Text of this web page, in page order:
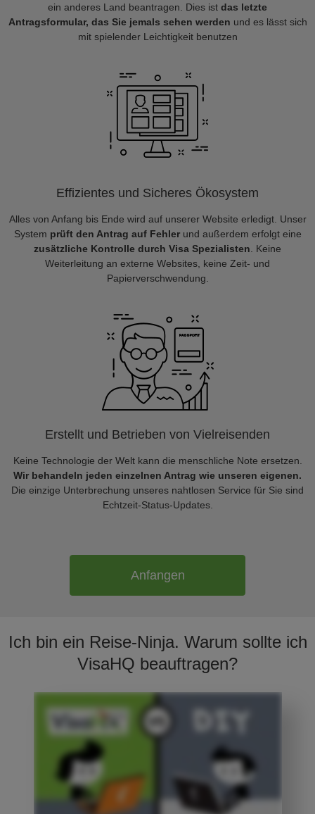
ein anderes Land beantragen. Dies ist das letzte
Antragsformular, das Sie jemals sehen werden und es lässt sich
mit spielender Leichtigkeit benutzen
Effizientes und Sicheres Ökosystem
Alles von Anfang bis Ende wird auf unserer Website erledigt. Unser
System prüft den Antrag auf Fehlerund außerdem erfolgt eine
zusätzliche Kontrolle durch Visa Spezialisten . Keine
Weiterleitung an externe Websites, keine Zeit- und
Papierverschwendung.
Erstellt und Betrieben von Vielreisenden
Keine Technologie der Welt kann die menschliche Note ersetzen.
Wir behandeln jeden einzelnen Antrag wie unseren eigenen.
Die einzige Unterbrechung unseres nahtlosen Service für Sie sind
Echtzeit-Status-Updates.
Anfangen
Ich bin ein Reise-Ninja. Warum sollte ich
VisaHQ beauftragen?